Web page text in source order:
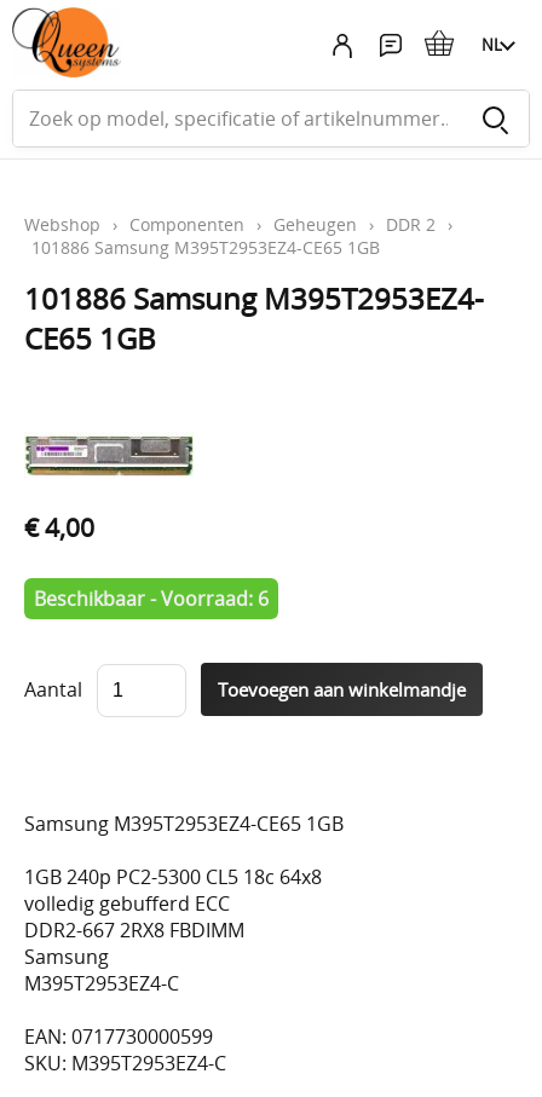
NL
Webshop › Componenten › Geheugen › DDR 2 ›
101886 Samsung M395T2953EZ4-CE65 1GB
101886 Samsung M395T2953EZ4-
CE65 1GB
€ 4,00
Beschikbaar - Voorraad: 6
Aantal
Samsung M395T2953EZ4-CE65 1GB
1GB 240p PC2-5300 CL5 18c 64x8
volledig gebufferd ECC
DDR2-667 2RX8 FBDIMM
Samsung
M395T2953EZ4-C
EAN: 0717730000599
SKU: M395T2953EZ4-C